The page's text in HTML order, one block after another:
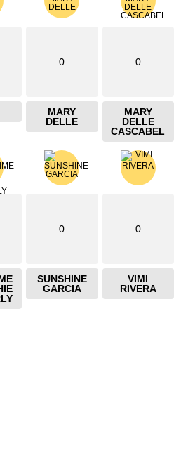
0
MARY
DELLE
0
MARY
DELLE
CASCABEL
0
SUNSHINE
GARCIA
0
VIMI
RIVERA